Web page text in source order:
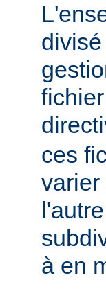
ces
varier
à en